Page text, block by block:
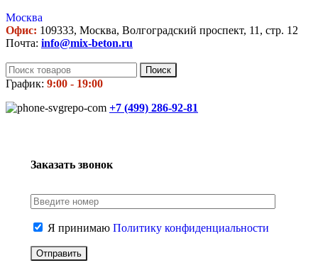
Москва
Офис: 109333, Москва, Волгоградский проспект, 11, стр. 12
Почта: info@mix-beton.ru
Поиск
График: 9:00 - 19:00
+7 (499) 286-92-81
Заказать звонок
Я принимаю Политику конфиденциальности